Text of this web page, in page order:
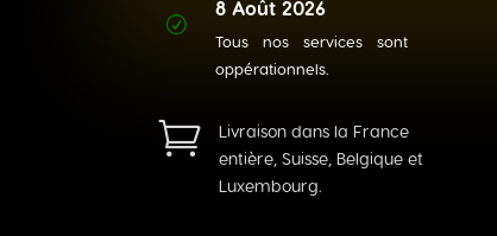
R
8 Août 2026
Tous nos services sont
oppérationnels.

Livraison dans la France
entière, Suisse, Belgique et
Luxembourg.